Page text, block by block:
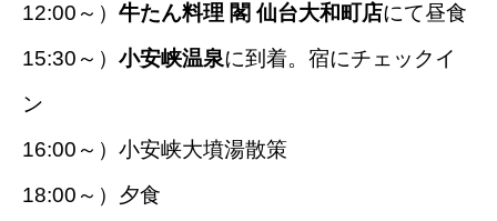
12:00～） 牛たん料理 閣 仙台大和町店にて昼食
15:30～） 小安峡温泉に到着。宿にチェックイ
ン
16:00～）小安峡大墳湯散策
18:00～）夕食